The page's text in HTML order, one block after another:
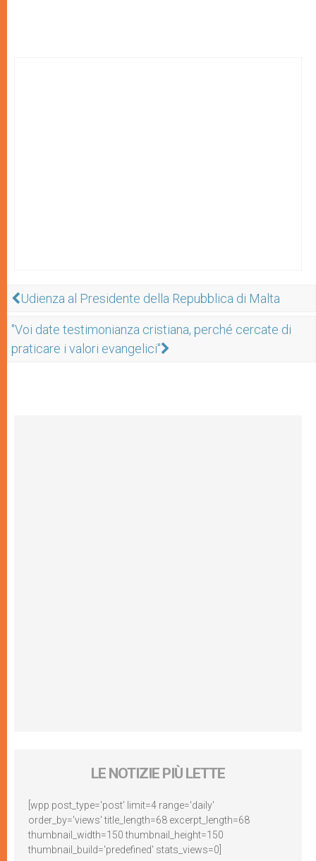
Udienza al Presidente della Repubblica di Malta
"Voi date testimonianza cristiana, perché cercate di
praticare i valori evangelici"
LE NOTIZIE PIÙ LETTE
[wpp post_type='post' limit=4 range='daily'
order_by='views' title_length=68 excerpt_length=68
thumbnail_width=150 thumbnail_height=150
thumbnail_build='predefined' stats_views=0]